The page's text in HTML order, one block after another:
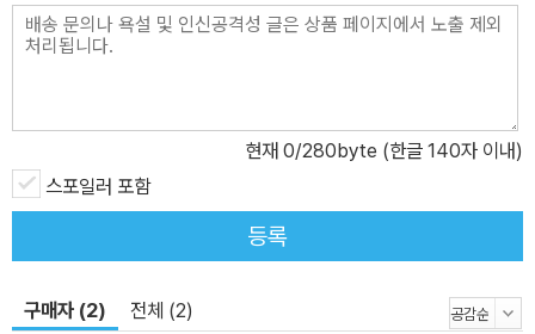
건!”이라 말하는 롤랑 씨 부인의 씁쓸한 결론에서 알 수 있듯이 쇼펜
하우어로부터 영향을 받았으리라 생각되는 모빠상의 짙은 염세주의
한 기획, 적확하고 충실한 번역, 세대를 넘나드는 감동 창비만의 열정
과 고집으로 고전의 새로운 기준을 세운다 ‘창비세계문학’ 씨리즈 1차
분 10종 11권이 창비에서 출간됐다. 최초의 세계문학이라고 불리는
괴테의 『젊은 베르터의 고뇌』를 시작으로 7개 언어권(독어권, 러시아
어권, 불어권, 스페인·라틴아메리카어권, 영미권, 일어권, 중국어권) 1
『창작과비평』을 창간한 이래 한국문학을 풍성하게 하고 민족문학과
현재 0/280byte (한글 140자 이내)
스포일러 포함
등록
구매자 (2) 전체 (2)